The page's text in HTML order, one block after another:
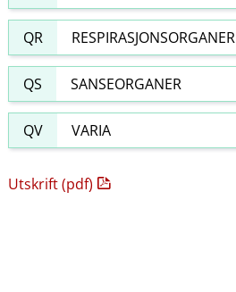
QR RESPIRASJONSORGANER
QS SANSEORGANER
QV VARIA
Utskrift (pdf)